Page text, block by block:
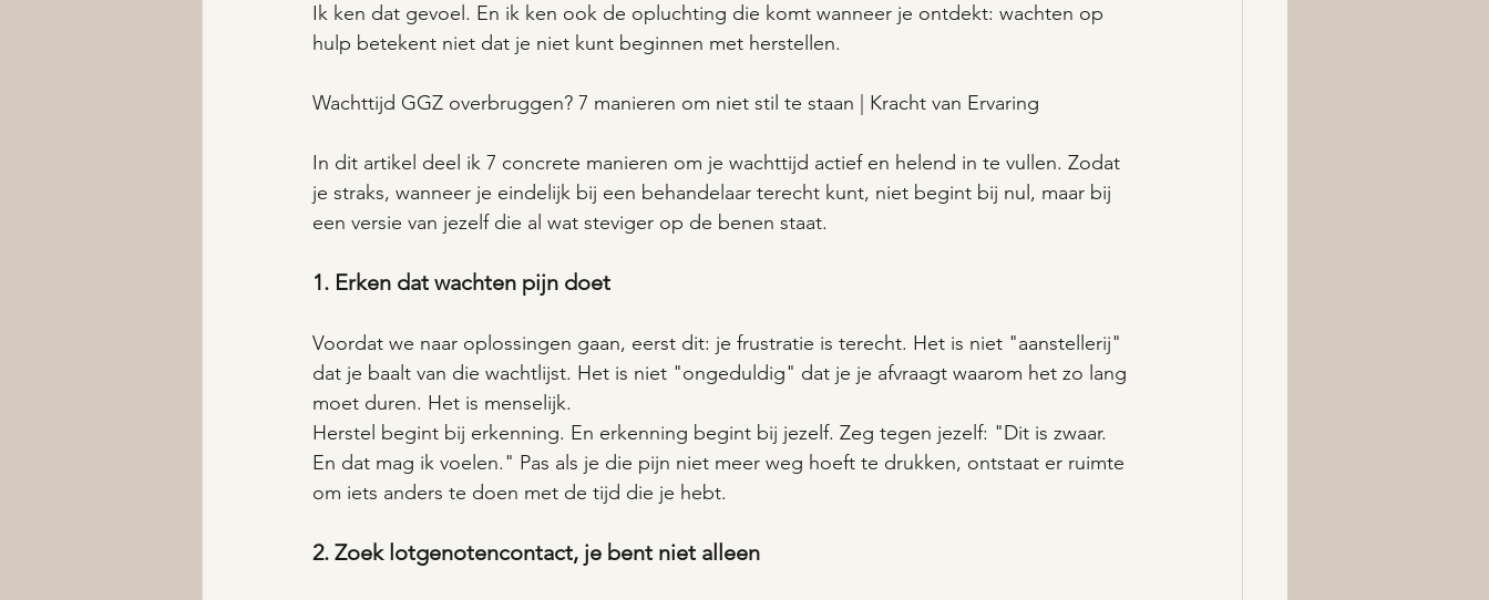
Ik ken dat gevoel. En ik ken ook de opluchting die komt wanneer je ontdekt: wachten op
hulp betekent niet dat je niet kunt beginnen met herstellen.
Wachttijd GGZ overbruggen? 7 manieren om niet stil te staan | Kracht van Ervaring
In dit artikel deel ik 7 concrete manieren om je wachttijd actief en helend in te vullen. Zodat
je straks, wanneer je eindelijk bij een behandelaar terecht kunt, niet begint bij nul, maar bij
een versie van jezelf die al wat steviger op de benen staat.
1. Erken dat wachten pijn doet
Voordat we naar oplossingen gaan, eerst dit: je frustratie is terecht. Het is niet "aanstellerij"
dat je baalt van die wachtlijst. Het is niet "ongeduldig" dat je je afvraagt waarom het zo lang
moet duren. Het is menselijk.
Herstel begint bij erkenning. En erkenning begint bij jezelf. Zeg tegen jezelf: "Dit is zwaar.
En dat mag ik voelen." Pas als je die pijn niet meer weg hoeft te drukken, ontstaat er ruimte
om iets anders te doen met de tijd die je hebt.
2. Zoek lotgenotencontact, je bent niet alleen